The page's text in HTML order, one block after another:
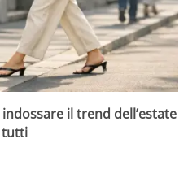
il trend dell’estate
tutti